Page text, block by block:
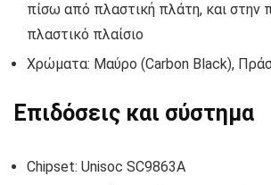
πίσω από πλαστική πλάτη, και στην
πλαστικό πλαίσιο
Χρώματα: Μαύρο (Carbon Black),
Επιδόσεις και σύστημα
Chipset: Unisoc SC9863A